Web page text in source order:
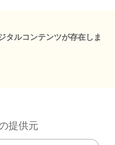
タルコンテンツが存在しま
提供元